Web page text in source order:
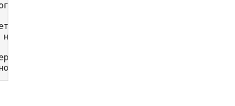
вреда. Планируется ликвидировать не менее
Он предложил повысить зарплаты
действие из Ъ.
организации Greenpeace. Новая
проекты, поддерживать общественные